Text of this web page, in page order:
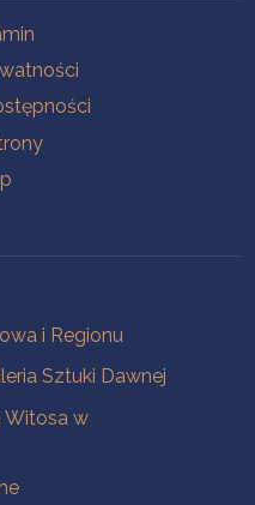
i Regionu
Sztuki Dawnej
Witosa w